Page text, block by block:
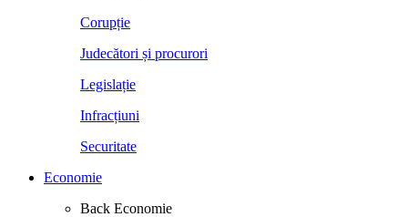
Corupție
Judecători și procurori
Legislație
Infracțiuni
Securitate
Economie
Back Economie